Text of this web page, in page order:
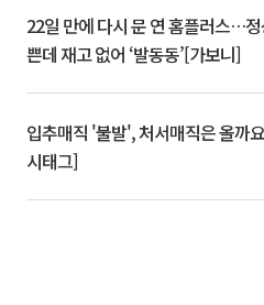
22일 만에 다시 문 연 홈플러스…
쁜데 재고 없어 ‘발동동’[가보니]
입추매직 '불발', 처서매직은 올까
시태그]